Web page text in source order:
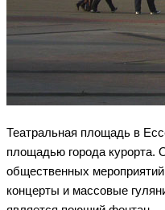
Театральная площадь в
площадью города
общественных
концерты и массовые